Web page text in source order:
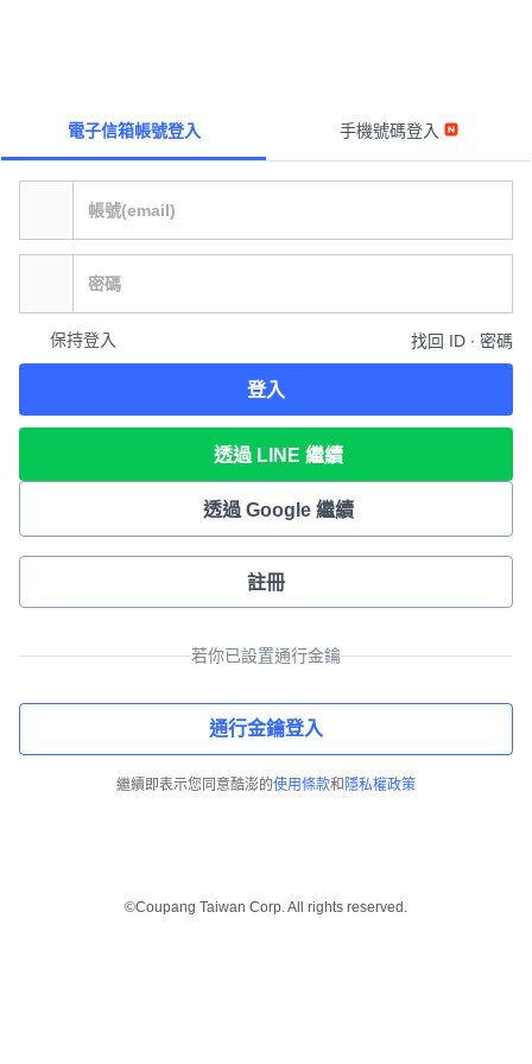
電子信箱帳號登入 手機號碼登入
保持登入 找回 ID ∙ 密碼
登入
透過 LINE 繼續
透過 Google 繼續
註冊
若你已設置通行金鑰
通行金鑰登入
繼續即表示您同意酷澎的使用條款和 隱私權政策
©Coupang Taiwan Corp. All rights reserved.